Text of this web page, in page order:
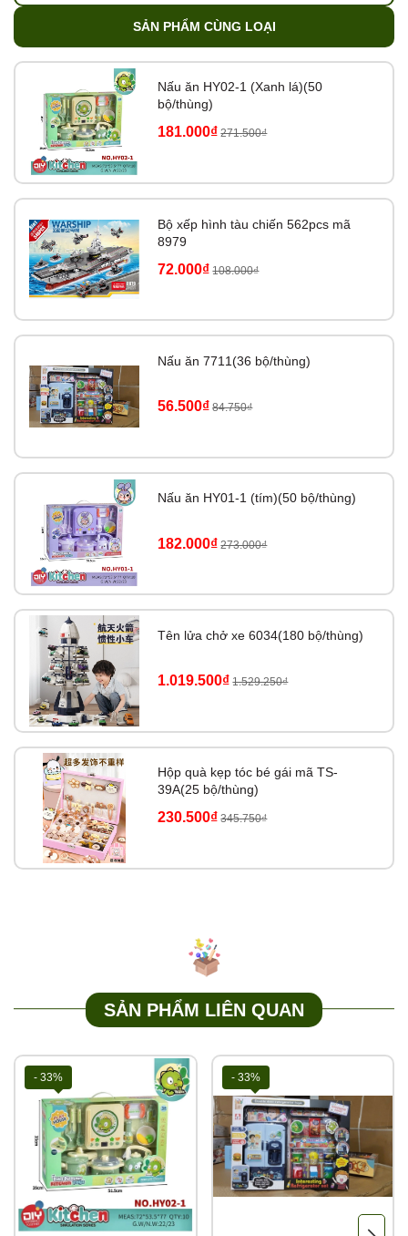
SẢN PHẨM CÙNG LOẠI
Nấu ăn HY02-1 (Xanh lá)(50
bộ/thùng)
181.000₫ 271.500₫
Bộ xếp hình tàu chiến 562pcs mã
8979
72.000₫ 108.000₫
Nấu ăn 7711(36 bộ/thùng)
56.500₫ 84.750₫
Nấu ăn HY01-1 (tím)(50 bộ/thùng)
182.000₫ 273.000₫
Tên lửa chở xe 6034(180 bộ/thùng)
1.019.500₫ 1.529.250₫
Hộp quà kẹp tóc bé gái mã TS-
39A(25 bộ/thùng)
230.500₫ 345.750₫
SẢN PHẨM LIÊN QUAN
- 33% - 33%